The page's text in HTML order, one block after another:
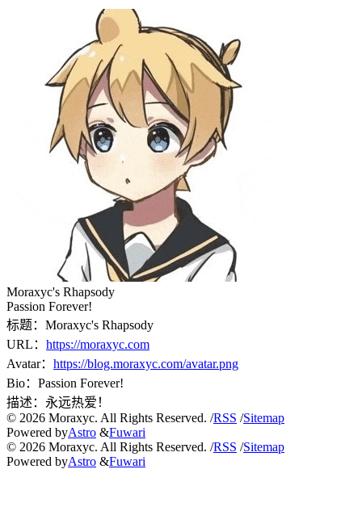
Moraxyc's Rhapsody
Passion Forever!
标题： Moraxyc's Rhapsody
URL： https://moraxyc.com
Avatar： https://blog.moraxyc.com/avatar.png
Bio： Passion Forever!
描述： 永远热爱！
© 2026 Moraxyc. All Rights Reserved. /RSS /Sitemap
Powered byAstro &Fuwari
© 2026 Moraxyc. All Rights Reserved. /RSS /Sitemap
Powered byAstro &Fuwari